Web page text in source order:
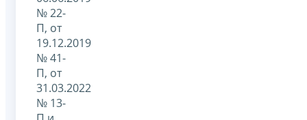
№ 22-
П, от
19.12.2019
№ 41-
П, от
31.03.2022
№ 13-